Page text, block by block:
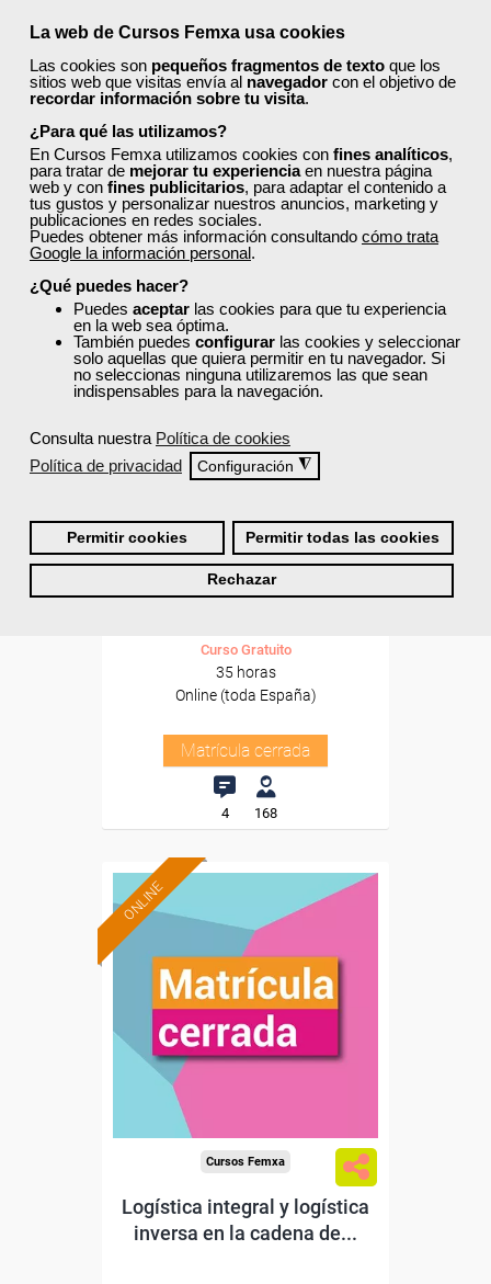
La web de Cursos Femxa usa cookies
Las cookies son pequeños fragmentos de texto que los
sitios web que visitas envía al navegador con el objetivo de
recordar información sobre tu visita.
¿Para qué las utilizamos?
En Cursos Femxa utilizamos cookies con fines analíticos,
para tratar de mejorar tu experienciaen nuestra página
web y con fines publicitarios, para adaptar el contenido a
tus gustos y personalizar nuestros anuncios, marketing y
publicaciones en redes sociales.
Puedes obtener más información consultando cómo trata
Google la información personal.
¿Qué puedes hacer?
Puedes aceptar las cookies para que tu experiencia
en la web sea óptima.
También puedes configurar las cookies y seleccionar
solo aquellas que quiera permitir en tu navegador. Si
no seleccionas ninguna utilizaremos las que sean
indispensables para la navegación.
Consulta nuestra Política de cookies
Política de privacidad
Configuración ◮
Permitir cookies Permitir todas las cookies
Rechazar
100 horas
Matrícula cerrada
4 260
ONLINE
La cocina al vacío como
herramienta de gestión
Curso Gratuito
35 horas
Online (toda España)
Matrícula cerrada
4 168
ONLINE
Cursos Femxa
Logística integral y logística
inversa en la cadena de...